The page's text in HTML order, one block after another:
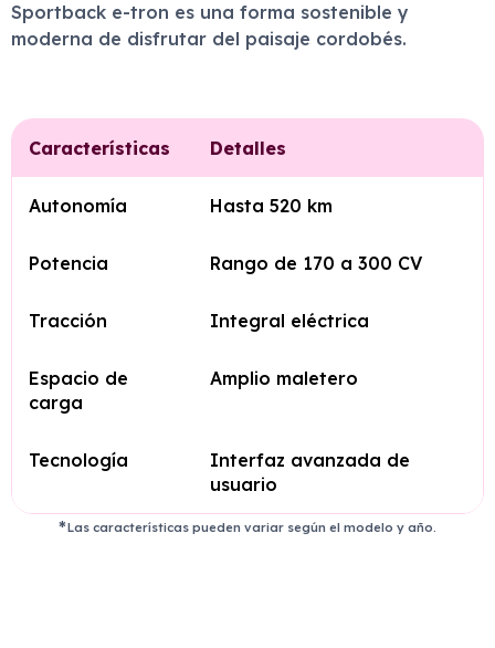
Sportback e-tron es una forma sostenible y
moderna de disfrutar del paisaje cordobés.
Características Detalles
Autonomía Hasta 520 km
Potencia Rango de 170 a 300 CV
Tracción Integral eléctrica
Espacio de
carga
Amplio maletero
Tecnología
Interfaz avanzada de
usuario
Las características pueden variar según el modelo y año.